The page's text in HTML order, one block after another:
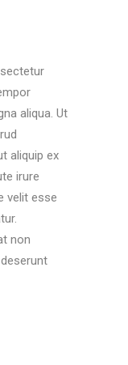
aliqua. Ut
aliquip ex
irure
velit esse
non